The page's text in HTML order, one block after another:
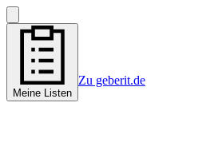
Meine Listen
Zu geberit.de